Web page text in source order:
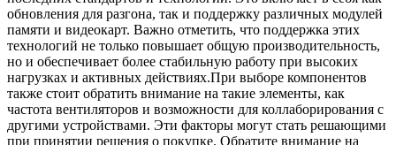
обновления для разгона, так и поддержку различных модулей
памяти и видеокарт. Важно отметить, что поддержка этих
технологий не только повышает общую производительность,
но и обеспечивает более стабильную работу при высоких
нагрузках и активных действиях.При выборе компонентов
также стоит обратить внимание на такие элементы, как
частота вентиляторов и возможности для коллаборирования с
другими устройствами. Эти факторы могут стать решающими
при принятии решения о покупке. Обратите внимание на